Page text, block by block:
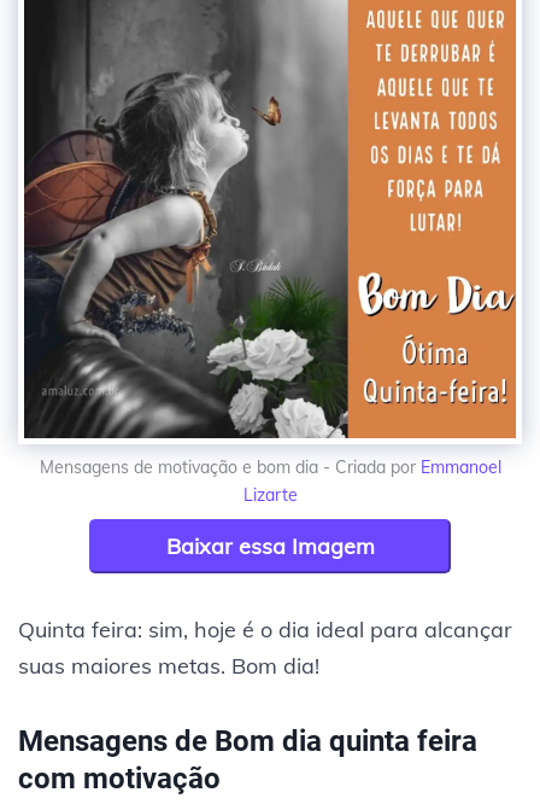
Mensagens de motivação e bom dia - Criada por Emmanoel
Lizarte
Baixar essa Imagem
Quinta feira: sim, hoje é o dia ideal para alcançar
suas maiores metas. Bom dia!
Mensagens de Bom dia quinta feira
com motivação